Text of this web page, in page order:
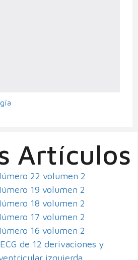
Artículos
22 volumen 2
19 volumen 2
18 volumen 2
17 volumen 2
16 volumen 2
de 12 derivaciones y
izquierda